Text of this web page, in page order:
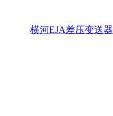
横河EJA差压变送器